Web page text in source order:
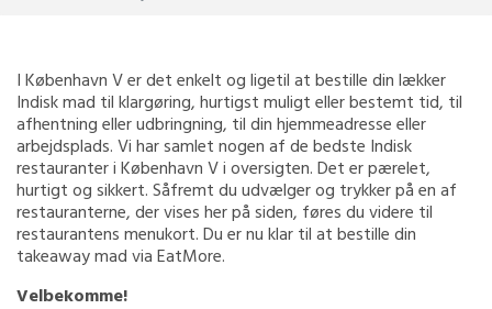
I København V er det enkelt og ligetil at bestille din lækker
Indisk mad til klargøring, hurtigst muligt eller bestemt tid, til
afhentning eller udbringning, til din hjemmeadresse eller
arbejdsplads. Vi har samlet nogen af de bedste Indisk
restauranter i København V i oversigten. Det er pærelet,
hurtigt og sikkert. Såfremt du udvælger og trykker på en af
restauranterne, der vises her på siden, føres du videre til
restaurantens menukort. Du er nu klar til at bestille din
takeaway mad via EatMore.
Velbekomme!